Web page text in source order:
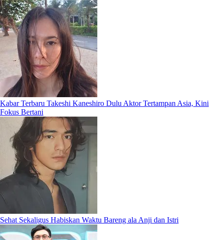
Kabar Terbaru Takeshi Kaneshiro Dulu Aktor Tertampan Asia, Kini
Fokus Bertani
Sehat Sekaligus Habiskan Waktu Bareng ala Anji dan Istri